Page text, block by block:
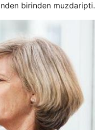
birinden muzdaripti.